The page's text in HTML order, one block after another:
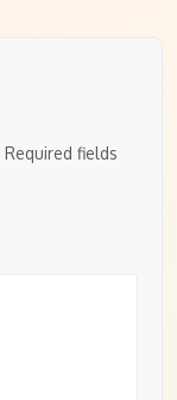
Required fields